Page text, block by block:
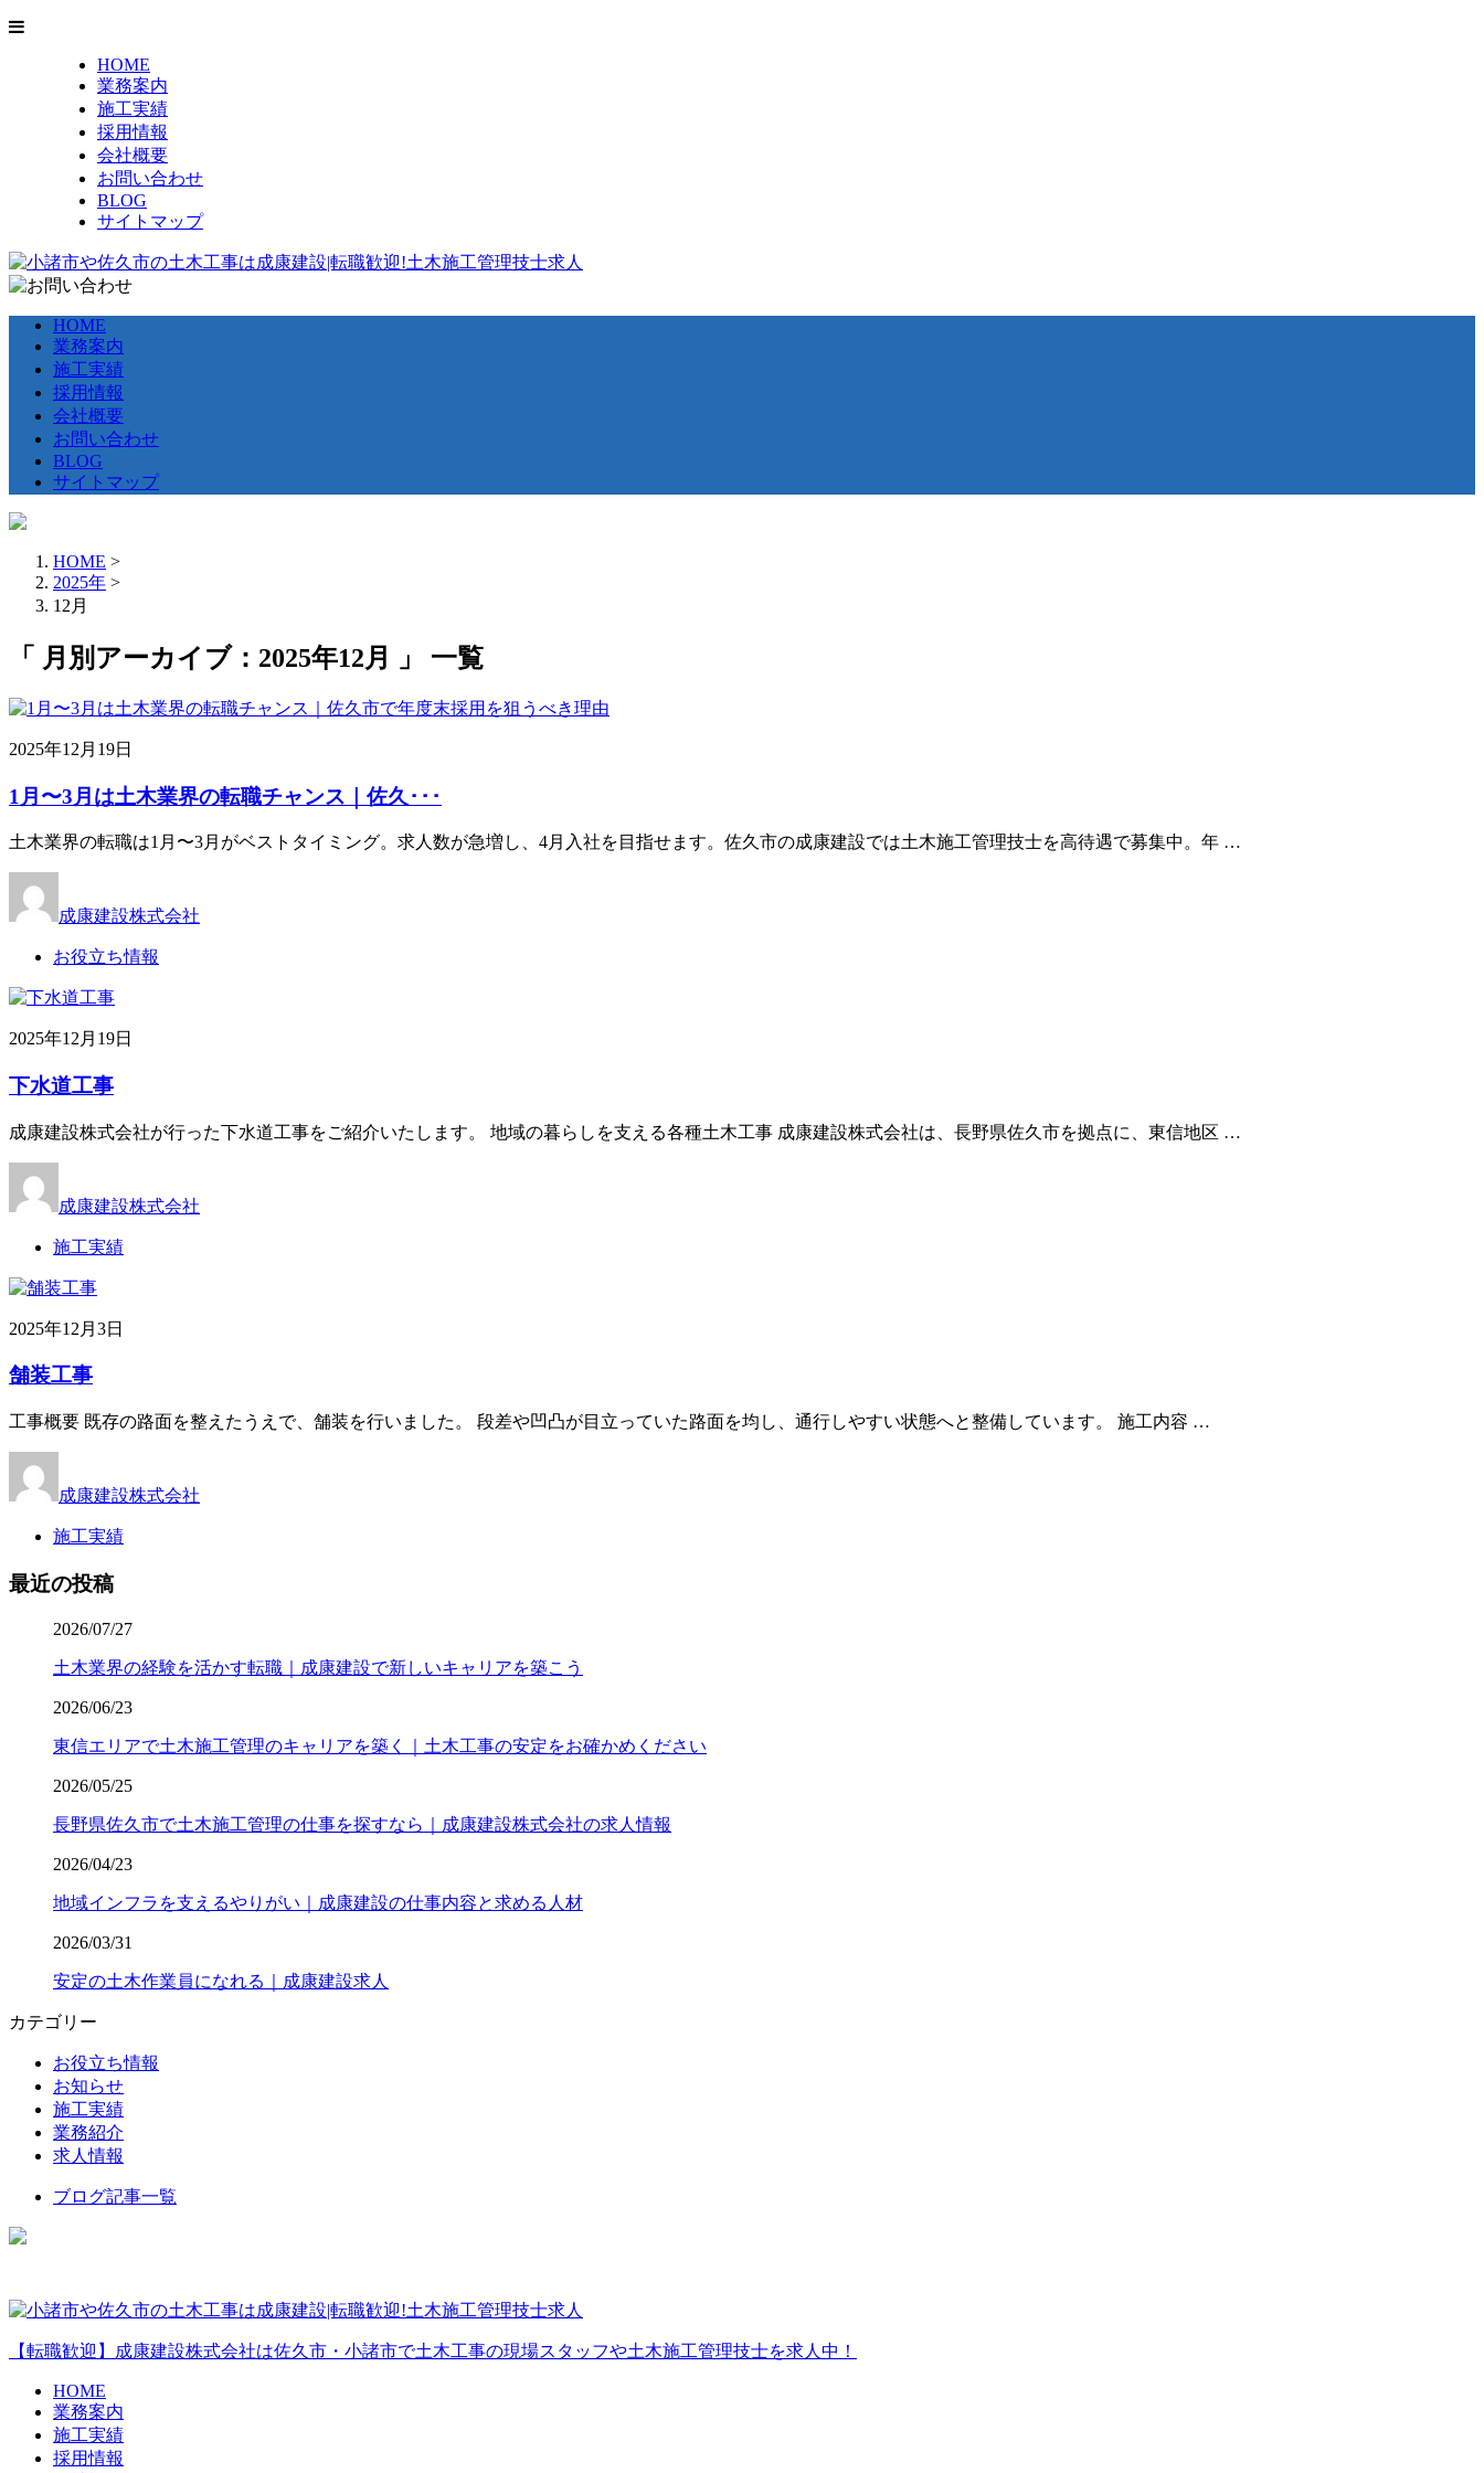
HOME
業務案内
施工実績
採用情報
会社概要
お問い合わせ
BLOG
サイトマップ
HOME
業務案内
施工実績
採用情報
会社概要
お問い合わせ
BLOG
サイトマップ
HOME >
2025年 >
12月
「 月別アーカイブ：2025年12月 」 一覧
2025年12月19日
1月〜3月は土木業界の転職チャンス｜佐久･･･
土木業界の転職は1月〜3月がベストタイミング。求人数が急増し、4月入社を目指せます。佐久市の成康建設では土木施工管理技士を高待遇で募集中。年 …
成康建設株式会社
お役立ち情報
2025年12月19日
下水道工事
成康建設株式会社が行った下水道工事をご紹介いたします。 地域の暮らしを支える各種土木工事 成康建設株式会社は、長野県佐久市を拠点に、東信地区 …
成康建設株式会社
施工実績
2025年12月3日
舗装工事
工事概要 既存の路面を整えたうえで、舗装を行いました。 段差や凹凸が目立っていた路面を均し、通行しやすい状態へと整備しています。 施工内容 …
成康建設株式会社
施工実績
最近の投稿
2026/07/27
土木業界の経験を活かす転職｜成康建設で新しいキャリアを築こう
2026/06/23
東信エリアで土木施工管理のキャリアを築く｜土木工事の安定をお確かめください
2026/05/25
長野県佐久市で土木施工管理の仕事を探すなら｜成康建設株式会社の求人情報
2026/04/23
地域インフラを支えるやりがい｜成康建設の仕事内容と求める人材
2026/03/31
安定の土木作業員になれる｜成康建設求人
カテゴリー
お役立ち情報
お知らせ
施工実績
業務紹介
求人情報
ブログ記事一覧
【転職歓迎】成康建設株式会社は佐久市・小諸市で土木工事の現場スタッフや土木施工管理技士を求人中！
HOME
業務案内
施工実績
採用情報